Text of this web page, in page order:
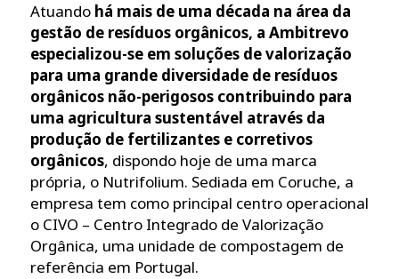
Atuando há mais de uma década na área da
gestão de resíduos orgânicos, a Ambitrevo
especializou-se em soluções de valorização
para uma grande diversidade de resíduos
orgânicos não-perigosos contribuindo para
uma agricultura sustentável através da
produção de fertilizantes e corretivos
orgânicos, dispondo hoje de uma marca
própria, o Nutrifolium. Sediada em Coruche, a
empresa tem como principal centro operacional
o CIVO – Centro Integrado de Valorização
Orgânica, uma unidade de compostagem de
referência em Portugal.